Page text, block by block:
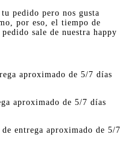
pedido pero nos gusta
por eso, el tiempo de
sale de nuestra happy
aproximado de 5/7 días
aproximado de 5/7 días
entrega aproximado de 5/7